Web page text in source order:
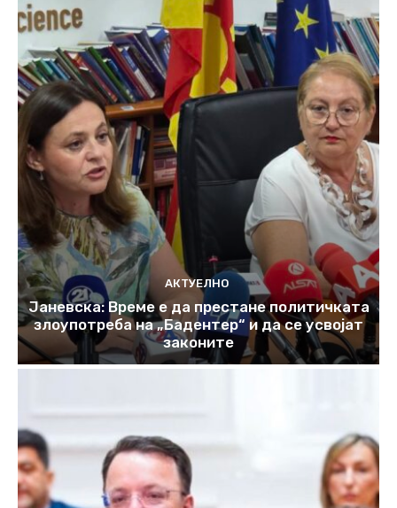
АКТУЕЛНО
Јаневска: Време е да престане политичката
злоупотреба на „Бадентер“ и да се усвојат
законите